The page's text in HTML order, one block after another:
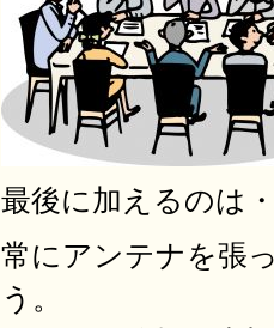
最後に加えるのは
常にアンテナを張
う。